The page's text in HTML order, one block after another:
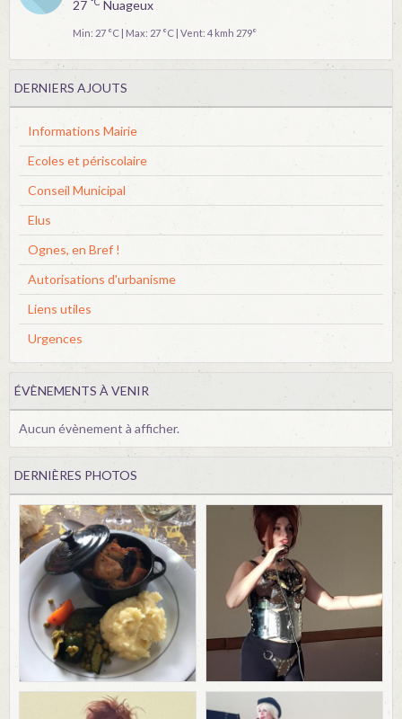
27 Nuageux
Min: 27 °C | Max: 27 °C | Vent: 4 kmh 279°
DERNIERS AJOUTS
Informations Mairie
Ecoles et périscolaire
Conseil Municipal
Elus
Ognes, en Bref !
Autorisations d'urbanisme
Liens utiles
Urgences
ÉVÈNEMENTS À VENIR
Aucun évènement à afficher.
DERNIÈRES PHOTOS